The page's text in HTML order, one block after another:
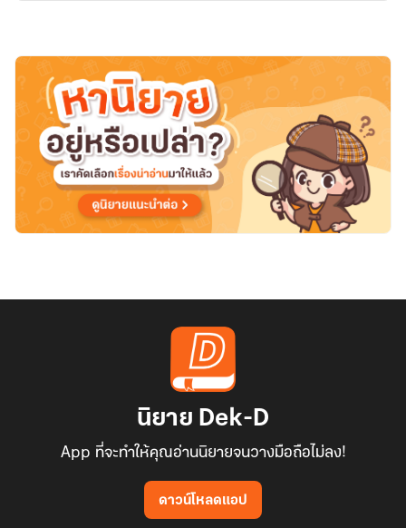
ธุรกิจ
นิยาย Dek-D
App ที่จะทำให้คุณอ่านนิยายจนวางมือถือไม่ลง!
ดาวน์โหลดแอป